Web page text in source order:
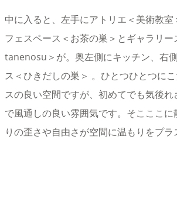
中に入ると、左手にアトリエ＜美術教室
フェスペース＜お茶の巣＞とギャラリ
tanenosu＞が。奥左側にキッチン、右
ス＜ひきだしの巣＞ 。ひとつひとつに
スの良い空間ですが、初めてでも気後
で風通しの良い雰囲気です。そこここ
りの歪さや自由さが空間に温もりをプラ